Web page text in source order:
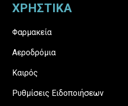
ΧΡΗΣΤΙΚΑ
Φαρμακεία
Αεροδρόμια
Καιρός
Ρυθμίσεις Ειδοποιήσεων